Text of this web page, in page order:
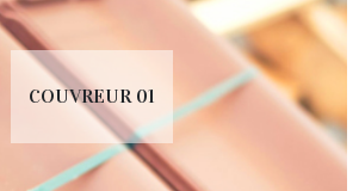
COUVREUR 01